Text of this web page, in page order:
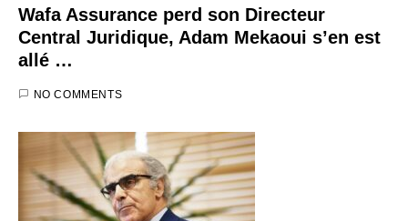
Wafa Assurance perd son Directeur
Central Juridique, Adam Mekaoui s’en est
allé …
NO COMMENTS